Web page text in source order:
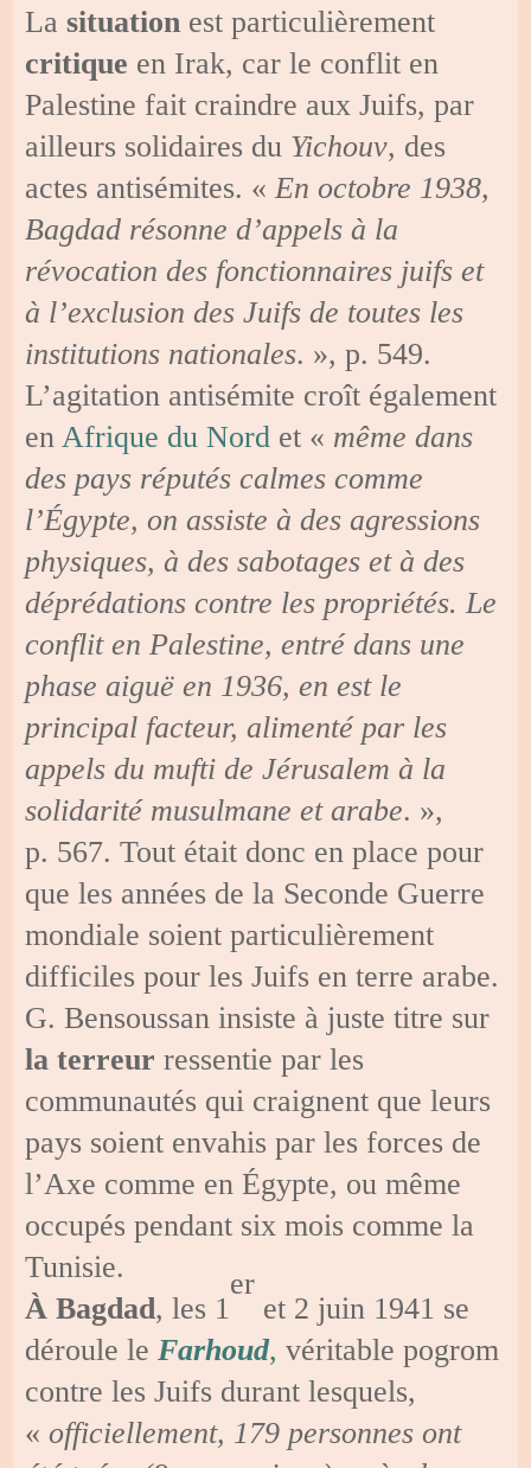
Lasituation est particulièrement
critique en Irak, car le conflit en
Palestine fait craindre aux Juifs, par
ailleurs solidaires du Yichouv, des
actes antisémites. «En octobre 1938,
Bagdad résonne d’appels à la
révocation des fonctionnaires juifs et
à l’exclusion des Juifs de toutes les
institutions nationales. », p. 549.
L’agitation antisémite croît également
enAfrique du Nord et « même dans
des pays réputés calmes comme
l’Égypte, on assiste à des agressions
physiques, à des sabotages et à des
déprédations contre les propriétés. Le
conflit en Palestine, entré dans une
phase aiguë en 1936, en est le
principal facteur, alimenté par les
appels du mufti de Jérusalem à la
solidarité musulmane et arabe. »,
p. 567. Tout était donc en place pour
que les années de la Seconde Guerre
mondiale soient particulièrement
difficiles pour les Juifs en terre arabe.
G. Bensoussan insiste à juste titre sur
la terreurressentie par les
communautés qui craignent que leurs
pays soient envahis par les forces de
l’Axe comme en Égypte, ou même
occupés pendant six mois comme la
Tunisie.
À Bagdad, les 1
er
et 2 juin 1941 se
déroule le Farhoud, véritable pogrom
contre les Juifs durant lesquels,
«officiellement, 179 personnes ont